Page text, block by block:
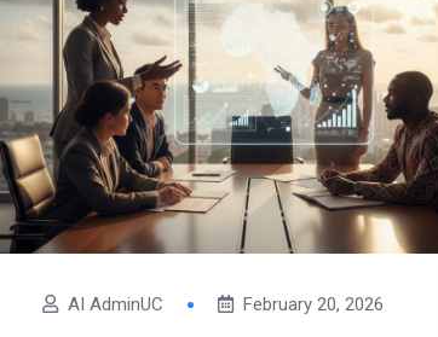
AI AdminUC February 20, 2026